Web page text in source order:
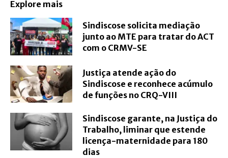
Explore mais
Sindiscose solicita mediação
junto ao MTE para tratar do ACT
com o CRMV-SE
Justiça atende ação do
Sindiscose e reconhece acúmulo
de funções no CRQ-VIII
Sindiscose garante, na Justiça do
Trabalho, liminar que estende
licença-maternidade para 180
dias